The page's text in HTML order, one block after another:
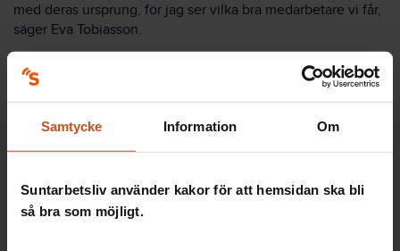
Samtycke Information Om
Suntarbetsliv använder kakor för att hemsidan ska bli
så bra som möjligt.
med deras ursprung, för jag ser vilka bra medarbetare vi får,
säger Eva Tobiasson.
Nu när projektet är slut ska hon fortsätta med att utbilda
språkstödjare i Heby kommun.
och deras förhållningssätt sprider sig som ringar på vattnet.
mångkulturell, konstaterar språkombudet.
– Då är det en tillgång med olika bakgrunder även i